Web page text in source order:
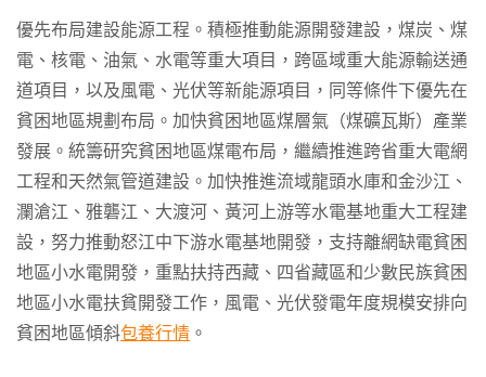
優先布局建設能源工程。積極推動能源開發建設，煤炭、煤
電、核電、油氣、水電等重大項目，跨區域重大能源輸送通
道項目，以及風電、光伏等新能源項目，同等條件下優先在
貧困地區規劃布局。加快貧困地區煤層氣（煤礦瓦斯）產業
發展。統籌研究貧困地區煤電布局，繼續推進跨省重大電網
工程和天然氣管道建設。加快推進流域龍頭水庫和金沙江、
瀾滄江、雅礱江、大渡河、黃河上游等水電基地重大工程建
設，努力推動怒江中下游水電基地開發，支持離網缺電貧困
地區小水電開發，重點扶持西藏、四省藏區和少數民族貧困
地區小水電扶貧開發工作，風電、光伏發電年度規模安排向
貧困地區傾斜包養行情 。